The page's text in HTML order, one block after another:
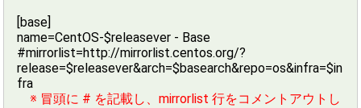
[base]
name=CentOS-$releasever - Base
#mirrorlist=http://mirrorlist.centos.org/?
release=$releasever&arch=$basearch&repo=os&infra=$in
fra
※ 冒頭に # を記載し、mirrorlist 行をコメントアウトし